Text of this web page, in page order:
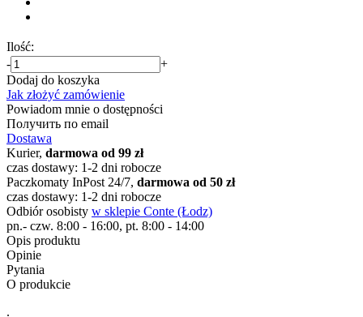
Ilość:
-
+
Dodaj do koszyka
Jak złożyć zamówienie
Powiadom mnie o dostępności
Получить по email
Dostawa
Kurier, darmowa od 99 zł
czas dostawy: 1-2 dni robocze
Paczkomaty InPost 24/7, darmowa od 50 zł
czas dostawy: 1-2 dni robocze
Odbiór osobisty w sklepie Conte (Łodz)
pn.- czw. 8:00 - 16:00, pt. 8:00 - 14:00
Opis produktu
Opinie
Pytania
O produkcie
.